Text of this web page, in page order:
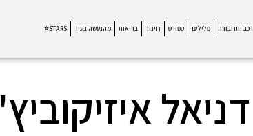
רכב ותחבורה פלילים ספורט חינוך בריאות מהנעשה בעיר STARS⭐
דניאל איזיקוביץ'